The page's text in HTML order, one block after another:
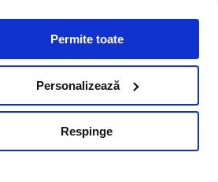
Permite toate
Personalizează
Respinge